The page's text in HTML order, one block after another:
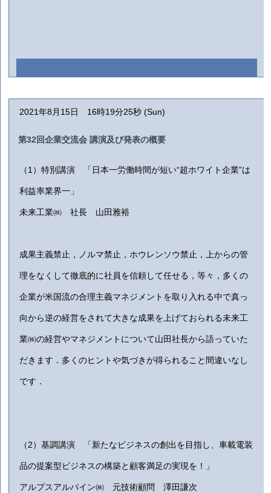
2021年8月15日 16時19分25秒 (Sun)
第32回企業交流会 講演及び発表の概要
（1）特別講演 「日本一労働時間が短い“超ホワイト企業”は
利益率業界一」
未来工業㈱ 社長 山田雅裕
成果主義禁止，ノルマ禁止，ホウレンソウ禁止，上からの管
理をなくして徹底的に社員を信頼して任せる，等々，多くの
企業が米国流の合理主義マネジメントを取り入れる中で真っ
向から逆の経営をされて大きな成果を上げておられる未来工
業㈱の経営やマネジメントについて山田社長から語っていた
だきます．多くのヒントや気づきが得られること間違いなし
です．
（2）基調講演 「新たなビジネスの創出を目指し、車載電装
品の提案型ビジネスの構築と顧客満足の実現を！」
アルプスアルパイン㈱ 元技術顧問 澤田謙次